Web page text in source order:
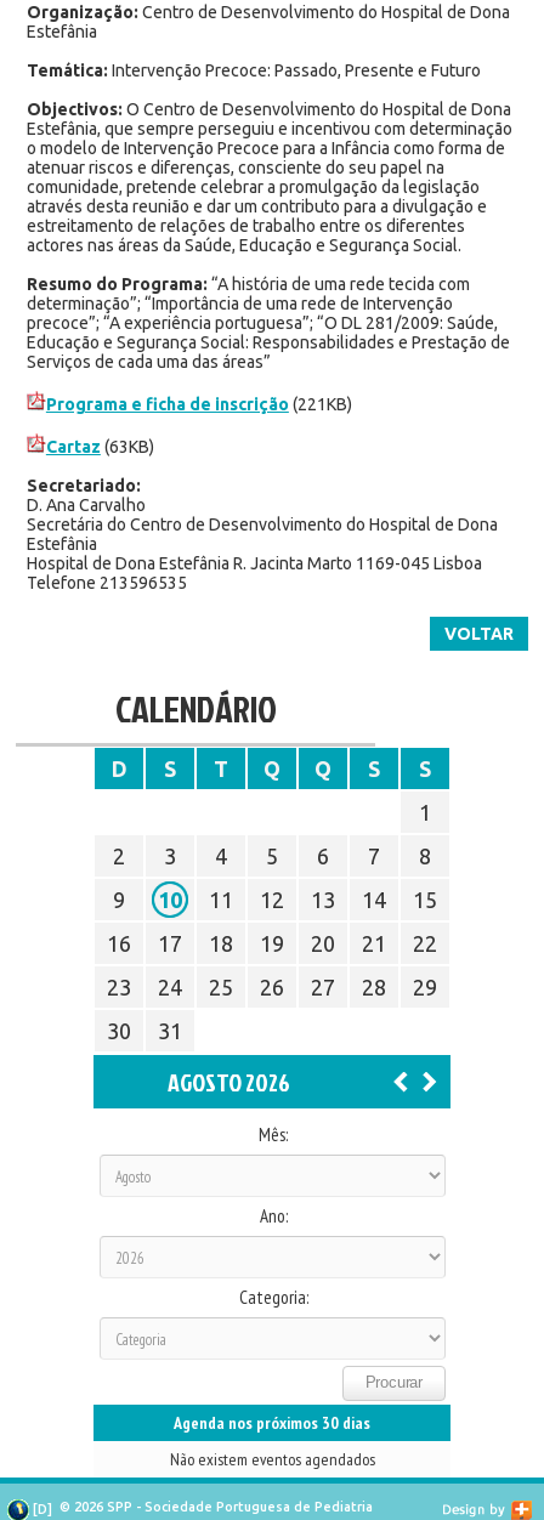
Organização: Centro de Desenvolvimento do Hospital de Dona
Estefânia
Temática: Intervenção Precoce: Passado, Presente e Futuro
Objectivos: O Centro de Desenvolvimento do Hospital de Dona
Estefânia, que sempre perseguiu e incentivou com determinação
o modelo de Intervenção Precoce para a Infância como forma de
atenuar riscos e diferenças, consciente do seu papel na
comunidade, pretende celebrar a promulgação da legislação
através desta reunião e dar um contributo para a divulgação e
estreitamento de relações de trabalho entre os diferentes
actores nas áreas da Saúde, Educação e Segurança Social.
Resumo do Programa: “A história de uma rede tecida com
determinação”; “Importância de uma rede de Intervenção
precoce”; “A experiência portuguesa”; “O DL 281/2009: Saúde,
Educação e Segurança Social: Responsabilidades e Prestação de
Serviços de cada uma das áreas”
Programa e ficha de inscrição (221KB)
Cartaz (63KB)
Secretariado:
D. Ana Carvalho
Secretária do Centro de Desenvolvimento do Hospital de Dona
Estefânia
Hospital de Dona Estefânia R. Jacinta Marto 1169-045 Lisboa
Telefone 213596535
VOLTAR
CALENDÁRIO
D S T Q Q S
S
1
2
3 4 5 6 7
8
9
10 11 12 13 14
15
16
17 18 19 20 21
22
23
24 25 26 27 28
29
30
31
AGOSTO 2026
Mês:
Ano:
Categoria:
Agenda nos próximos 30 dias
Não existem eventos agendados
[D] © 2026 SPP - Sociedade Portuguesa de Pediatria